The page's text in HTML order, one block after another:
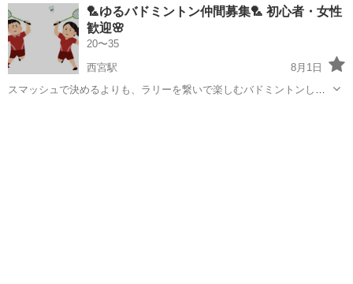
ている人↓ ⭕️社会人になって何か運動をしたい人 ⭕️バドミントンやっ
てみたい人 ⭕...
兵庫 神戸市 三ノ宮駅 バドミントン 20代
🏸ゆるバドミントン仲間募集🏸 初心者・女性
歓迎🌸
20〜35
西宮駅
8月1日
スマッシュで決めるよりも、ラリーを繋いで楽しむバドミントンしま